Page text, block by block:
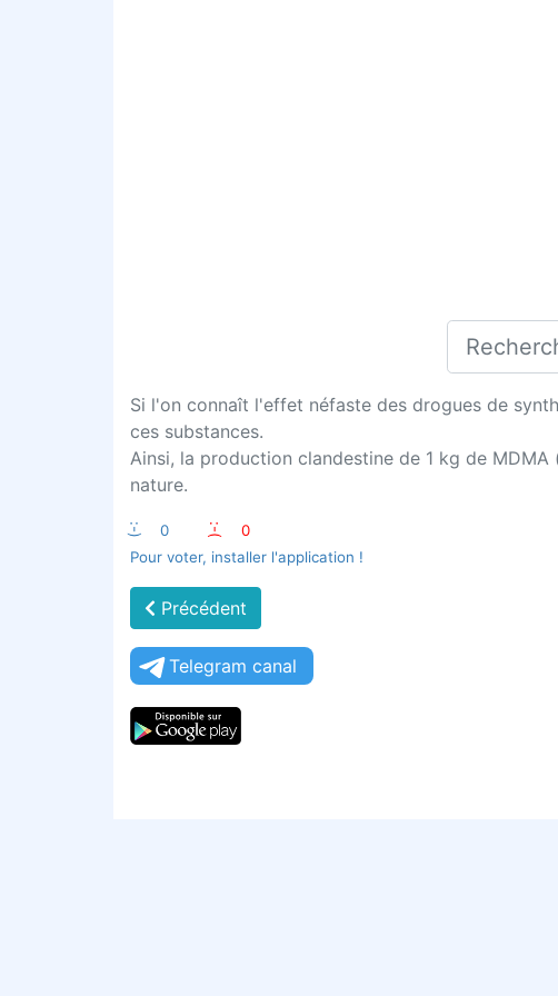
Si l'on connaît l'effet néfaste des drogues de
ces substances.
Ainsi, la production clandestine de 1 kg de
nature.
:-) 0 :-(
0
Pour voter, installer l'application !
Précédent
Telegram canal